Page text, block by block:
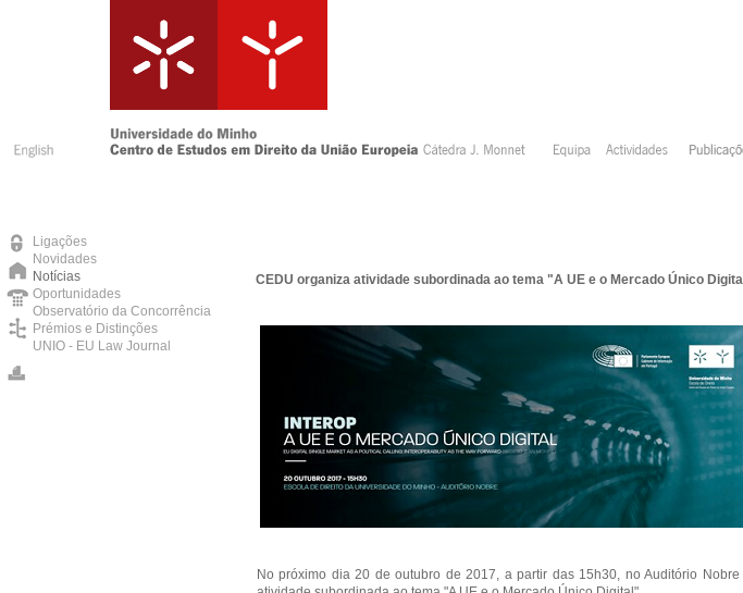
Ligações
Novidades
Notícias
Oportunidades
Observatório da Concorrência
Prémios e Distinções
UNIO - EU Law Journal
CEDU organiza atividade subordinada ao tema "A UE e o Mercado Único
No próximo dia 20 de outubro de 2017, a partir das 15h30, no Auditório